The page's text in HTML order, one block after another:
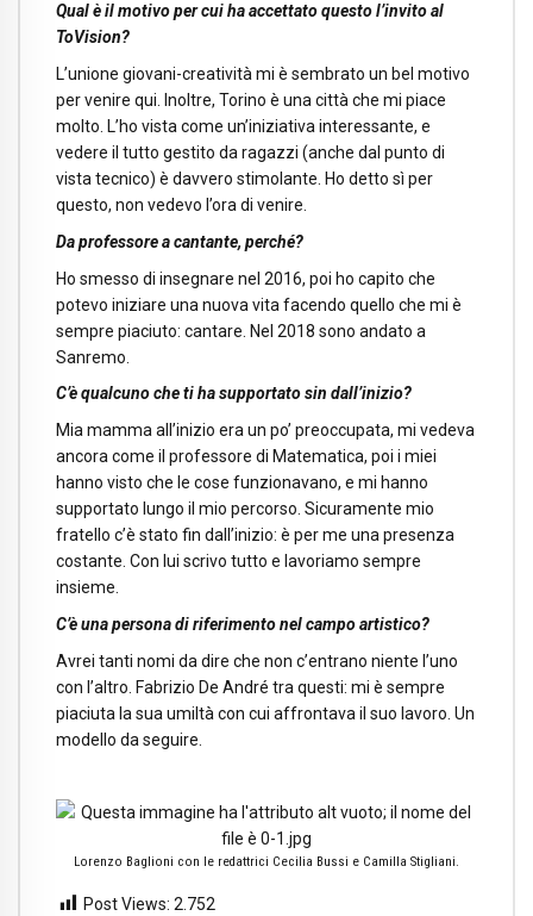
Qual è il motivo per cui ha accettato questo l’invito al
ToVision?
L’unione giovani-creatività mi è sembrato un bel motivo
per venire qui. Inoltre, Torino è una città che mi piace
molto. L’ho vista come un’iniziativa interessante, e
vedere il tutto gestito da ragazzi (anche dal punto di
vista tecnico) è davvero stimolante. Ho detto sì per
questo, non vedevo l’ora di venire.
Da professore a cantante, perché?
Ho smesso di insegnare nel 2016, poi ho capito che
potevo iniziare una nuova vita facendo quello che mi è
sempre piaciuto: cantare. Nel 2018 sono andato a
Sanremo.
C’è qualcuno che ti ha supportato sin dall’inizio?
Mia mamma all’inizio era un po’ preoccupata, mi vedeva
ancora come il professore di Matematica, poi i miei
hanno visto che le cose funzionavano, e mi hanno
supportato lungo il mio percorso. Sicuramente mio
fratello c’è stato fin dall’inizio: è per me una presenza
costante. Con lui scrivo tutto e lavoriamo sempre
insieme.
C’è una persona di riferimento nel campo artistico?
Avrei tanti nomi da dire che non c’entrano niente l’uno
con l’altro. Fabrizio De André tra questi: mi è sempre
piaciuta la sua umiltà con cui affrontava il suo lavoro. Un
modello da seguire.
Lorenzo Baglioni con le redattrici Cecilia Bussi e Camilla Stigliani.
Post Views: 2.752